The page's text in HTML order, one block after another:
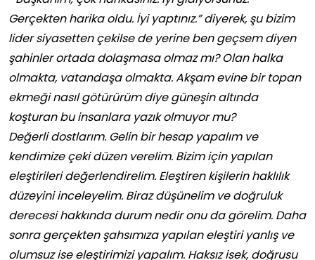
Gerçekten harika oldu. İyi yaptınız.” diyerek, şu bizim
lider siyasetten çekilse de yerine ben geçsem diyen
şahinler ortada dolaşmasa olmaz mı? Olan halka
olmakta, vatandaşa olmakta. Akşam evine bir topan
ekmeği nasıl götürürüm diye güneşin altında
koşturan bu insanlara yazık olmuyor mu?
Değerli dostlarım. Gelin bir hesap yapalım ve
kendimize çeki düzen verelim. Bizim için yapılan
eleştirileri değerlendirelim. Eleştiren kişilerin haklılık
düzeyini inceleyelim. Biraz düşünelim ve doğruluk
derecesi hakkında durum nedir onu da görelim. Daha
sonra gerçekten şahsımıza yapılan eleştiri yanlış ve
olumsuz ise eleştirimizi yapalım. Haksız isek, doğrusu